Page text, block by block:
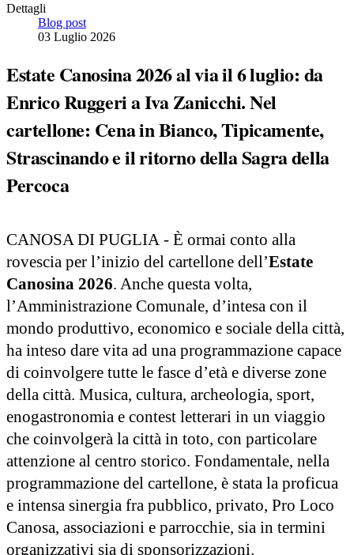
Dettagli
Blog post
03 Luglio 2026
Estate Canosina 2026 al via il 6 luglio: da
Enrico Ruggeri a Iva Zanicchi. Nel
cartellone: Cena in Bianco, Tipicamente,
Strascinando e il ritorno della Sagra della
Percoca
CANOSA DI PUGLIA - È ormai conto alla
rovescia per l’inizio del cartellone dell’Estate
Canosina 2026. Anche questa volta,
l’Amministrazione Comunale, d’intesa con il
mondo produttivo, economico e sociale della città,
ha inteso dare vita ad una programmazione capace
di coinvolgere tutte le fasce d’età e diverse zone
della città. Musica, cultura, archeologia, sport,
enogastronomia e contest letterari in un viaggio
che coinvolgerà la città in toto, con particolare
attenzione al centro storico. Fondamentale, nella
programmazione del cartellone, è stata la proficua
e intensa sinergia fra pubblico, privato, Pro Loco
Canosa, associazioni e parrocchie, sia in termini
organizzativi sia di sponsorizzazioni.